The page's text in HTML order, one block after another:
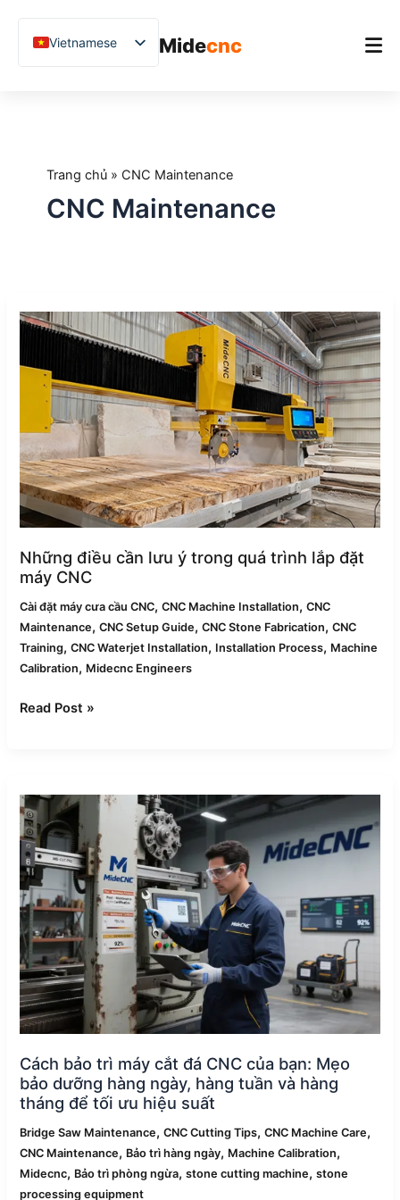
Midecnc
Ứng dụng
Blog
Vietnamese
English
Arabic
Polish
Trang chủ» CNC Maintenance
CNC Maintenance
Những điều cần lưu ý trong quá trình lắp đặt
máy CNC
Cài đặt máy cưa cầu CNC,CNC Machine Installation,CNC
Maintenance,CNC Setup Guide,CNC Stone Fabrication,CNC
Training,CNC Waterjet Installation, Installation Process, Machine
Calibration, Midecnc Engineers
điều
mong
trong
trình
lắp
đặt
máy
CNC
Read Post »
Cách bảo trì máy cắt đá CNC của bạn: Mẹo
bảo dưỡng hàng ngày, hàng tuần và hàng
tháng để tối ưu hiệu suất
Bridge Saw Maintenance,CNC Cutting Tips,CNC Machine Care,
CNC Maintenance, Bảo trì hàng ngày, Machine Calibration,
Midecnc, Bảo trì phòng ngừa,stone cutting machine,stone
processing equipment
bảo
trì
máy
cắt
đá
CNC
của
bạn:
Mẹo
bảo
dưỡng
hàng
hàng
tuần
và
hàng
tháng
để
tối